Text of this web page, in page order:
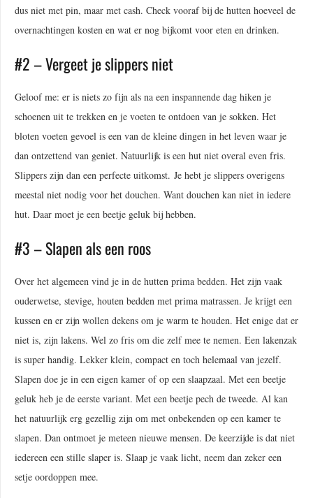
dus niet met pin, maar met cash. Check vooraf bij de hutten hoeveel de
overnachtingen kosten en wat er nog bijkomt voor eten en drinken.
#2 – Vergeet je slippers niet
Geloof me: er is niets zo fijn als na een inspannende dag hiken je
schoenen uit te trekken en je voeten te ontdoen van je sokken. Het
bloten voeten gevoel is een van de kleine dingen in het leven waar je
dan ontzettend van geniet. Natuurlijk is een hut niet overal even fris.
Slippers zijn dan een perfecte uitkomst. Je hebt je slippers overigens
meestal niet nodig voor het douchen. Want douchen kan niet in iedere
hut. Daar moet je een beetje geluk bij hebben.
#3 – Slapen als een roos
Over het algemeen vind je in de hutten prima bedden. Het zijn vaak
ouderwetse, stevige, houten bedden met prima matrassen. Je krijgt een
kussen en er zijn wollen dekens om je warm te houden. Het enige dat er
niet is, zijn lakens. Wel zo fris om die zelf mee te nemen. Een lakenzak
is super handig. Lekker klein, compact en toch helemaal van jezelf.
Slapen doe je in een eigen kamer of op een slaapzaal. Met een beetje
geluk heb je de eerste variant. Met een beetje pech de tweede. Al kan
het natuurlijk erg gezellig zijn om met onbekenden op een kamer te
slapen. Dan ontmoet je meteen nieuwe mensen. De keerzijde is dat niet
iedereen een stille slaper is. Slaap je vaak licht, neem dan zeker een
setje oordoppen mee.